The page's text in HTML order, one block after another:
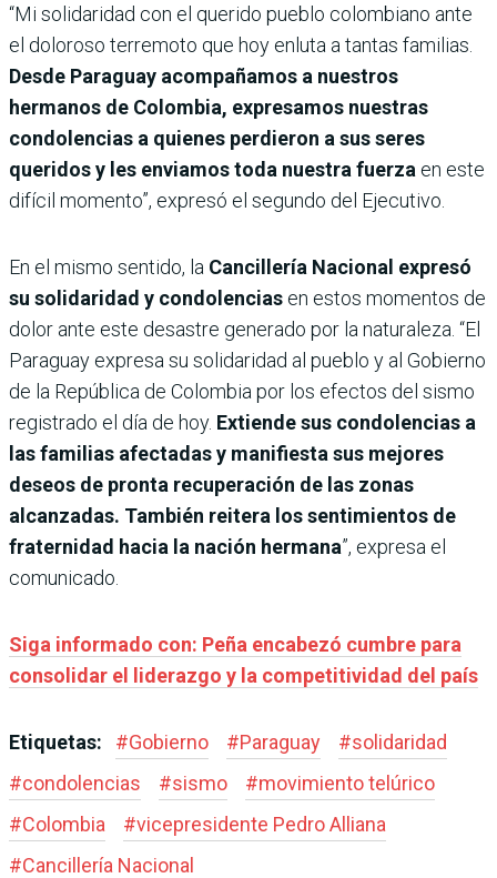
“Mi solidaridad con el querido pueblo colombiano ante
el doloroso terremoto que hoy enluta a tantas familias.
Desde Paraguay acompañamos a nuestros
hermanos de Colombia, expresamos nuestras
condolencias a quienes perdieron a sus seres
queridos y les enviamos toda nuestra fuerza en este
difícil momento”, expresó el segundo del Ejecutivo.
En el mismo sentido, la Cancillería Nacional expresó
su solidaridad y condolencias en estos momentos de
dolor ante este desastre generado por la naturaleza. “El
Paraguay expresa su solidaridad al pueblo y al Gobierno
de la República de Colombia por los efectos del sismo
registrado el día de hoy. Extiende sus condolencias a
las familias afectadas y manifiesta sus mejores
deseos de pronta recuperación de las zonas
alcanzadas. También reitera los sentimientos de
fraternidad hacia la nación hermana”, expresa el
comunicado.
Siga informado con: Peña encabezó cumbre para
consolidar el liderazgo y la competitividad del país
Etiquetas: #Gobierno #Paraguay #solidaridad
#condolencias #sismo #movimiento telúrico
#Colombia #vicepresidente Pedro Alliana
#Cancillería Nacional